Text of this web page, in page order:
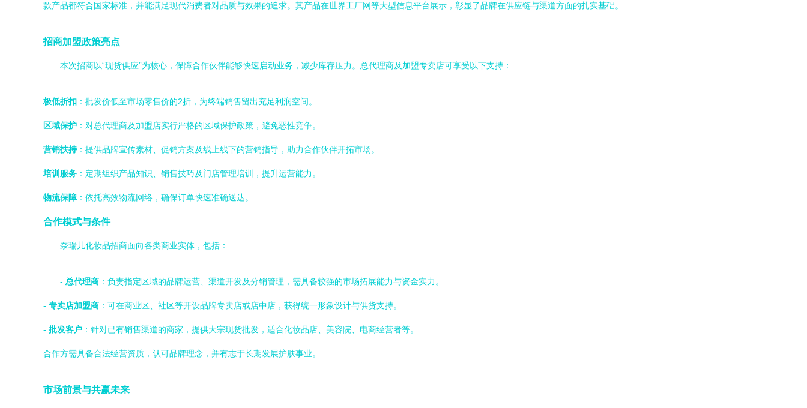
款产品都符合国家标准，并能满足现代消费者对品质与效果的追求。其产品在世界工厂网等大型信息平台展示，彰显了品牌在供应链与渠道方面的扎实基础。
招商加盟政策亮点
本次招商以“现货供应”为核心，保障合作伙伴能够快速启动业务，减少库存压力。总代理商及加盟专卖店可享受以下支持：
极低折扣 ：批发价低至市场零售价的2折，为终端销售留出充足利润空间。
区域保护 ：对总代理商及加盟店实行严格的区域保护政策，避免恶性竞争。
营销扶持：提供品牌宣传素材、促销方案及线上线下的营销指导，助力合作伙伴开拓市场。
培训服务 ：定期组织产品知识、销售技巧及门店管理培训，提升运营能力。
物流保障 ：依托高效物流网络，确保订单快速准确送达。
合作模式与条件
奈瑞儿化妆品招商面向各类商业实体，包括：
- 总代理商 ：负责指定区域的品牌运营、渠道开发及分销管理，需具备较强的市场拓展能力与资金实力。
- 专卖店加盟商 ：可在商业区、社区等开设品牌专卖店或店中店，获得统一形象设计与供货支持。
- 批发客户 ：针对已有销售渠道的商家，提供大宗现货批发，适合化妆品店、美容院、电商经营者等。
合作方需具备合法经营资质，认可品牌理念，并有志于长期发展护肤事业。
市场前景与共赢未来